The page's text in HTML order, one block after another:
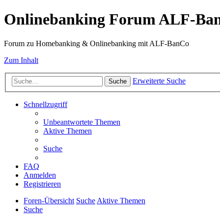
Onlinebanking Forum ALF-
Forum zu Homebanking & Onlinebanking mit ALF-BanCo
Zum Inhalt
Suche Erweiterte Suche
Schnellzugriff
Unbeantwortete Themen
Aktive Themen
Suche
FAQ
Anmelden
Registrieren
Foren-Übersicht SucheAktive Themen
Suche